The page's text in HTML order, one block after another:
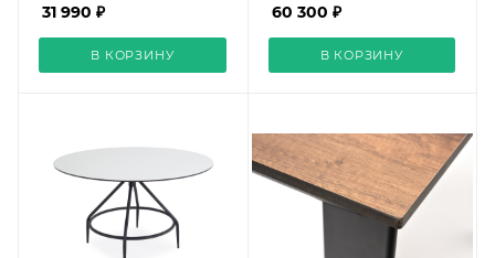
31 990 ₽
В КОРЗИНУ
60 300 ₽
В КОРЗИНУ